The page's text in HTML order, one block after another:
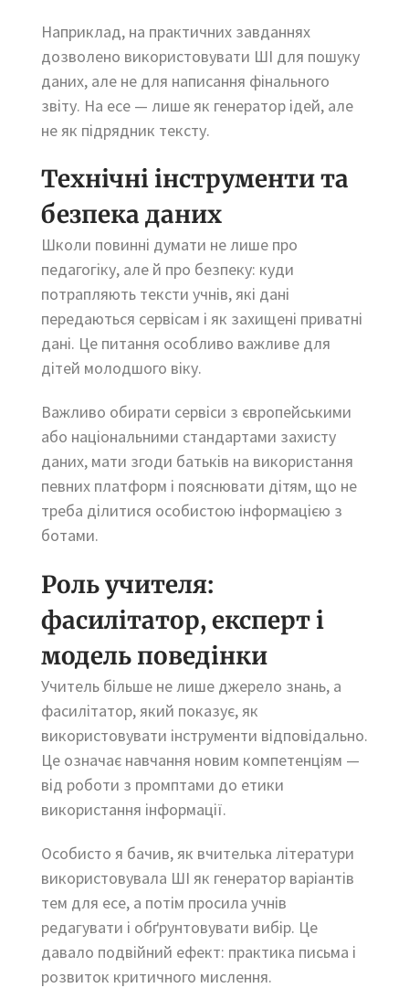
Наприклад, на практичних завданнях
дозволено використовувати ШІ для пошуку
даних, але не для написання фінального
звіту. На есе — лише як генератор ідей, але
не як підрядник тексту.
Технічні інструменти та
безпека даних
Школи повинні думати не лише про
педагогіку, але й про безпеку: куди
потрапляють тексти учнів, які дані
передаються сервісам і як захищені приватні
дані. Це питання особливо важливе для
дітей молодшого віку.
Важливо обирати сервіси з європейськими
або національними стандартами захисту
даних, мати згоди батьків на використання
певних платформ і пояснювати дітям, що не
треба ділитися особистою інформацією з
ботами.
Роль учителя:
фасилітатор, експерт і
модель поведінки
Учитель більше не лише джерело знань, а
фасилітатор, який показує, як
використовувати інструменти відповідально.
Це означає навчання новим компетенціям —
від роботи з промптами до етики
використання інформації.
Особисто я бачив, як вчителька літератури
використовувала ШІ як генератор варіантів
тем для есе, а потім просила учнів
редагувати і обґрунтовувати вибір. Це
давало подвійний ефект: практика письма і
розвиток критичного мислення.